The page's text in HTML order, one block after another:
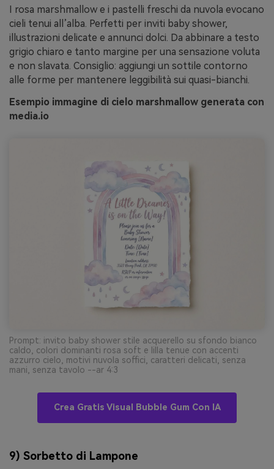
I rosa marshmallow e i pastelli freschi da nuvola evocano
cieli tenui all’alba. Perfetti per inviti baby shower,
illustrazioni delicate e annunci dolci. Da abbinare a testo
grigio chiaro e tanto margine per una sensazione voluta
e non slavata. Consiglio: aggiungi un sottile contorno
alle forme per mantenere leggibilità sui quasi-bianchi.
Esempio immagine di cielo marshmallow generata con
media.io
Prompt: invito baby shower stile acquerello su sfondo bianco
caldo, colori dominanti rosa soft e lilla tenue con accenti
azzurro cielo, motivi nuvola soffici, caratteri delicati, senza
mani, senza tavolo --ar 4:3
Crea Gratis Visual Bubble Gum Con IA
9) Sorbetto di Lampone